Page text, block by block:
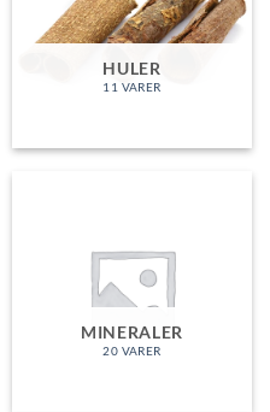
HULER
11 VARER
MINERALER
20 VARER